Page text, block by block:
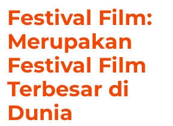
content
Festival Film:
Merupakan
Festival Film
Terbesar di
Dunia